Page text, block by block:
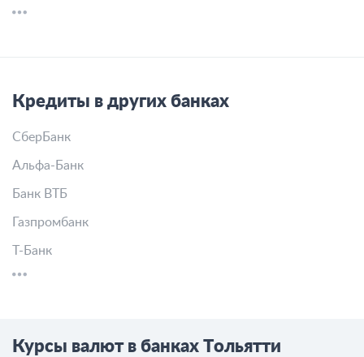
Кредиты в других банках
СберБанк
Альфа-Банк
Банк ВТБ
Газпромбанк
Т-Банк
Курсы валют в банках Тольятти